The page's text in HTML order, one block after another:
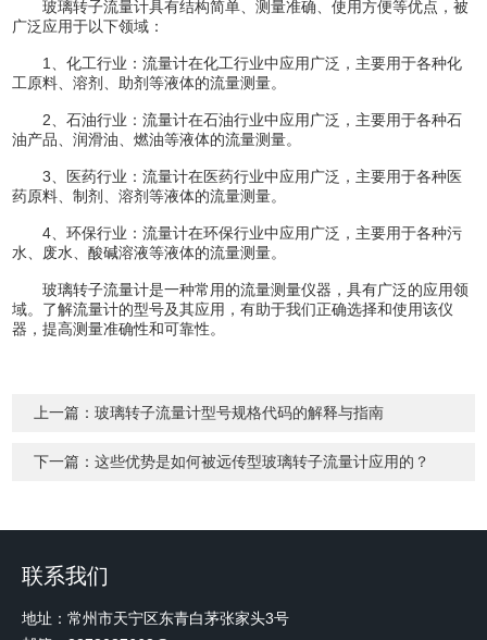
玻璃转子流量计具有结构简单、测量准确、使用方便等优点，被
广泛应用于以下领域：
1、化工行业：流量计在化工行业中应用广泛，主要用于各种化
工原料、溶剂、助剂等液体的流量测量。
2、石油行业：流量计在石油行业中应用广泛，主要用于各种石
油产品、润滑油、燃油等液体的流量测量。
3、医药行业：流量计在医药行业中应用广泛，主要用于各种医
药原料、制剂、溶剂等液体的流量测量。
4、环保行业：流量计在环保行业中应用广泛，主要用于各种污
水、废水、酸碱溶液等液体的流量测量。
玻璃转子流量计是一种常用的流量测量仪器，具有广泛的应用领
域。了解流量计的型号及其应用，有助于我们正确选择和使用该仪
器，提高测量准确性和可靠性。
上一篇：玻璃转子流量计型号规格代码的解释与指南
下一篇：这些优势是如何被远传型玻璃转子流量计应用的？
联系我们
地址：常州市天宁区东青白茅张家头3号